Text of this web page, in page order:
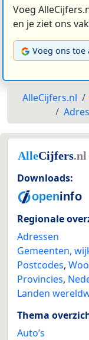
Voeg
en je ziet ons
Voeg ons
AlleCijfers.nl
Downloads:
Regionale
Adressen
Gemeenten,
Postcodes,
Provincies,
Landen
Thema
Auto’s